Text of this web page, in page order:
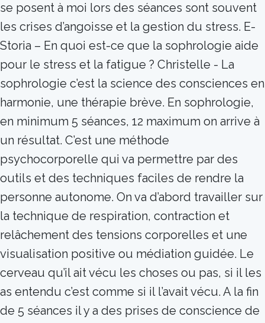
se posent à moi lors des séances sont souvent
les crises d’angoisse et la gestion du stress. E-
Storia – En quoi est-ce que la sophrologie aide
pour le stress et la fatigue ? Christelle - La
sophrologie c’est la science des consciences en
harmonie, une thérapie brève. En sophrologie,
en minimum 5 séances, 12 maximum on arrive à
un résultat. C’est une méthode
psychocorporelle qui va permettre par des
outils et des techniques faciles de rendre la
personne autonome. On va d’abord travailler sur
la technique de respiration, contraction et
relâchement des tensions corporelles et une
visualisation positive ou médiation guidée. Le
cerveau qu’il ait vécu les choses ou pas, si il les
as entendu c’est comme si il l’avait vécu. A la fin
de 5 séances il y a des prises de conscience de